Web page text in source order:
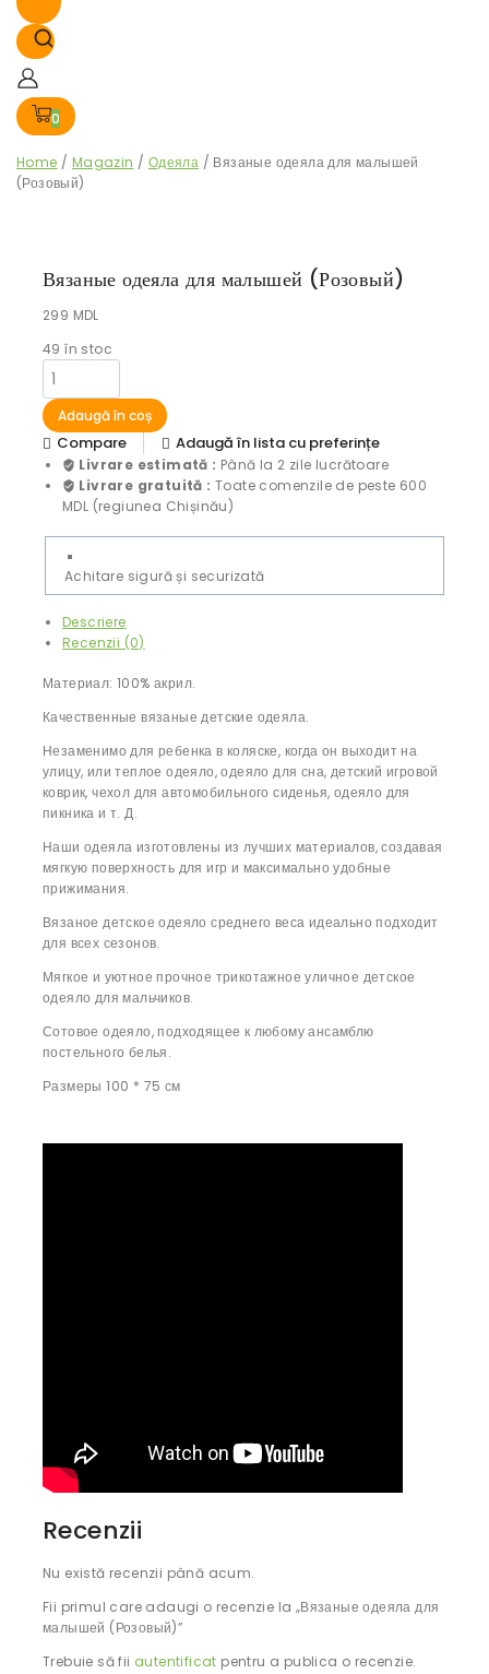
0
Home / Magazin / Одеяла / Вязаные одеяла для малышей
(Розовый)
Вязаные одеяла для малышей (Розовый)
299 MDL
49 în stoc
Adaugă în coș
Compare Adaugă în lista cu preferințe
Livrare estimată : Până la 2 zile lucrătoare
Livrare gratuită :Toate comenzile de peste 600
MDL (regiunea Chișinău)
Achitare sigură și securizată
Descriere
Recenzii (0)
Материал: 100% акрил.
Качественные вязаные детские одеяла.
Незаменимо для ребенка в коляске, когда он выходит на
улицу, или теплое одеяло, одеяло для сна, детский игровой
коврик, чехол для автомобильного сиденья, одеяло для
пикника и т. Д.
Наши одеяла изготовлены из лучших материалов, создавая
мягкую поверхность для игр и максимально удобные
прижимания.
Вязаное детское одеяло среднего веса идеально подходит
для всех сезонов.
Мягкое и уютное прочное трикотажное уличное детское
одеяло для мальчиков.
Сотовое одеяло, подходящее к любому ансамблю
постельного белья.
Размеры 100 * 75 см
Recenzii
Nu există recenzii până acum.
Fii primul care adaugi o recenzie la „Вязаные одеяла для
малышей (Розовый)”
Trebuie să fii autentificat pentru a publica o recenzie.